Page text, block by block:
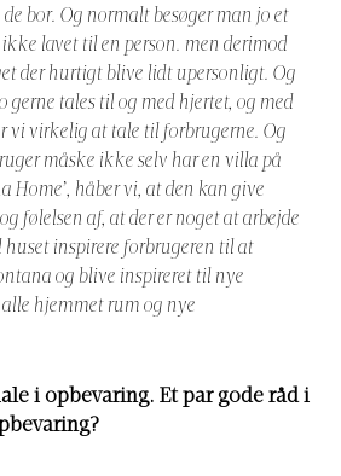
bor. Og normalt besøger man jo et
lavet til en person. men derimod
der hurtigt blive lidt upersonligt. Og
gerne tales til og med hjertet, og med
vi virkelig at tale til forbrugerne. Og
måske ikke selv har en villa på
Home’, håber vi, at den kan give
følelsen af, at der er noget at arbejde
huset inspirere forbrugeren til at
og blive inspireret til nye
hjemmet rum og nye
i opbevaring. Et par gode råd i